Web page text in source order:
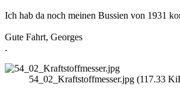
Ich hab da noch meinen Bussien von 1931
Gute Fahrt, Georges
.
54_02_Kraftstoffmesser.jpg (117.33